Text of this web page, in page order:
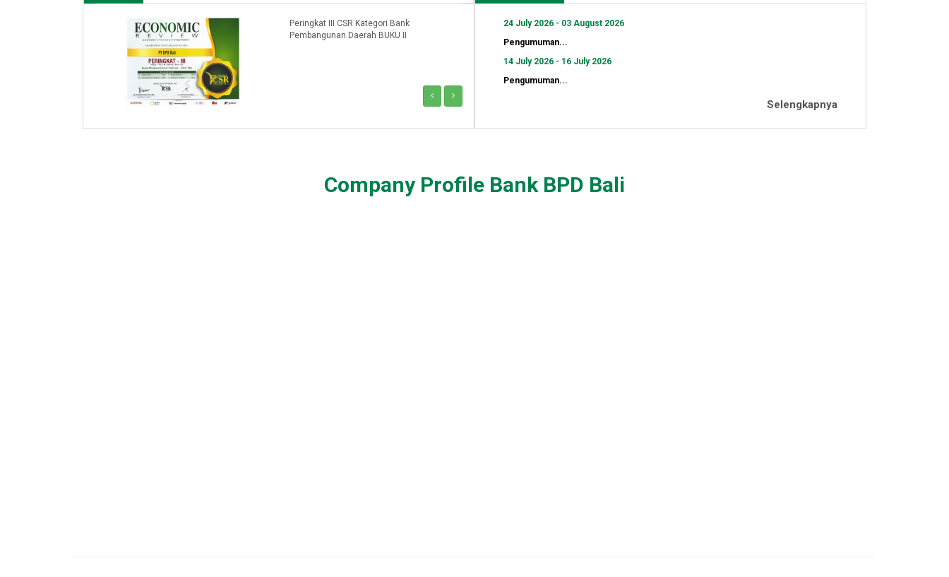
Peringkat III CSR Kategori Bank
Pembangunan Daerah BUKU II
Peringkat 9 Indonesia GCG Award 2017
24 July 2026 - 03 August 2026
Pengumuman...
14 July 2026 - 16 July 2026
Pengumuman...
Selengkapnya
Company Profile Bank BPD Bali